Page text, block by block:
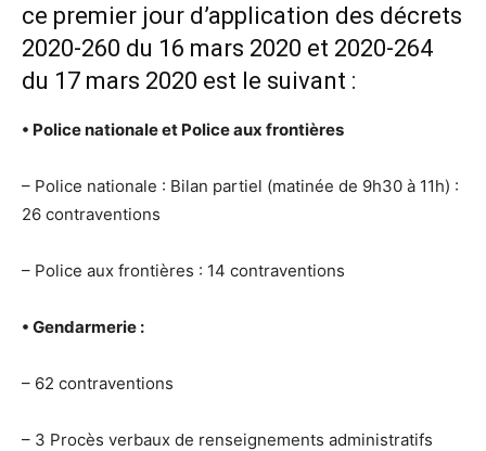
ce premier jour d’application des décrets
2020-260 du 16 mars 2020 et 2020-264
du 17 mars 2020 est le suivant :
• Police nationale et Police aux frontières
– Police nationale : Bilan partiel (matinée de 9h30 à 11h) :
26 contraventions
– Police aux frontières : 14 contraventions
• Gendarmerie :
– 62 contraventions
– 3 Procès verbaux de renseignements administratifs